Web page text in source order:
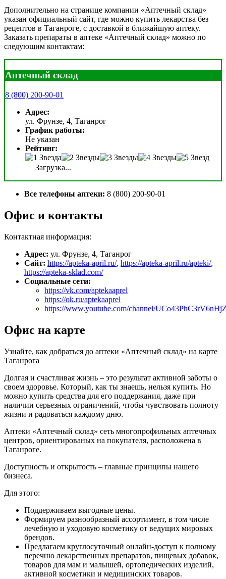
Дополнительно на странице компании «Аптечный склад»
указан официальный сайт, где можно купить лекарства без
рецептов в Таганроге, с доставкой в ближайшую аптеку.
Заказать препараты в аптеке «Аптечный склад» можно по
следующим контактам:
Аптечный склад
8 (800) 200-90-01
Адрес:
ул. Фрунзе, 4, Таганрог
График работы:
Не указан
Рейтинг:
Загрузка...
Все телефоны аптеки: 8 (800) 200-90-01
Офис и контакты
Контактная информация:
Адрес: ул. Фрунзе, 4, Таганрог
Сайт: https://apteka-april.ru/, https://apteka-april.ru/apteki/,
https://apteka-sklad.com/
Социальные сети:
https://vk.com/aptekaaprel
https://ok.ru/aptekaaprel
https://www.youtube.com/channel/
Офис на карте
Узнайте, как добраться до аптеки «Аптечный склад» на карте
Таганрога
Долгая и счастливая жизнь – это результат активной заботы о
своем здоровье. Который, как ты знаешь, нельзя купить. Но
можно купить средства для его поддержания, даже при
наличии серьезных ограничений, чтобы чувствовать полноту
жизни и радоваться каждому дню.
Аптеки «Аптечный склад» сеть многопрофильных аптечных
центров, ориентированых на покупателя, расположена в
Таганроге.
Доступность и открытость – главные принципы нашего
бизнеса.
Для этого:
Поддерживаем выгодные цены.
Формируем разнообразный ассортимент, в том числе
лечебную и уходовую косметику от ведущих мировых
брендов.
Предлагаем круглосуточный онлайн-доступ к полному
перечню лекарственных препаратов, пищевых добавок,
товаров для мам и малышей, ортопедических изделий,
активной косметики и медицинских товаров.